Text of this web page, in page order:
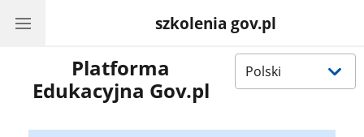
szkolenia gov.pl
Wybierz
język
Platforma
Edukacyjna Gov.pl